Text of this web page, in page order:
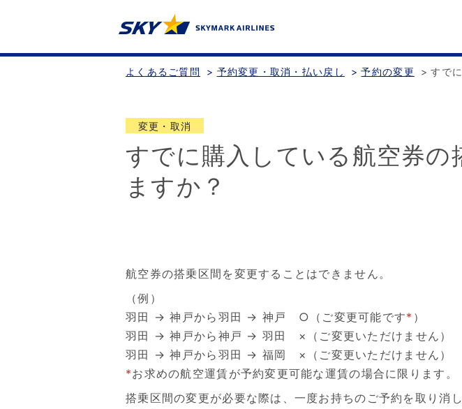
よくあるご質問 > 予約変更・取消・払い戻し > 予約の変更 > すで
変更・取消
すでに購入している航空券の
ますか？
航空券の搭乗区間を変更することはできません。
（例）
羽田 → 神戸から羽田 → 神戸 ○（ご変更可能です* ）
羽田 → 神戸から神戸 → 羽田 ×（ご変更いただけません）
羽田 → 神戸から羽田 → 福岡 ×（ご変更いただけません）
*お求めの航空運賃が予約変更可能な運賃の場合に限ります。
搭乗区間の変更が必要な際は、一度お持ちのご予約を取り消